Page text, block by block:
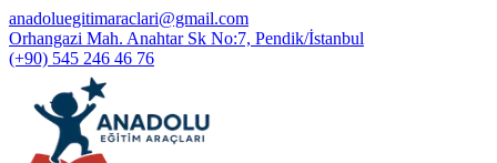
anadoluegitimaraclari@gmail.com
Orhangazi Mah. Anahtar Sk No:7, Pendik/İstanbul
(+90) 545 246 46 76